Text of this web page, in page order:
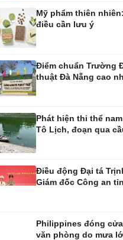
Mỹ phẩm thiên
điều cần lưu ý
Điểm chuẩn Trường
thuật Đà Nẵng cao
Phát hiện thi thể
Tô Lịch, đoạn qua
Điều động Đại tá
Giám đốc Công an
Philippines đóng
văn phòng do mưa